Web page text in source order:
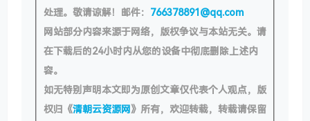
处理。敬请谅解！邮件： 766378891@qq.com
网站部分内容来源于网络，版权争议与本站无关。请
在下载后的24小时内从您的设备中彻底删除上述内
容。
如无特别声明本文即为原创文章仅代表个人观点，版
权归《清朝云资源网》所有，欢迎转载，转载请保留